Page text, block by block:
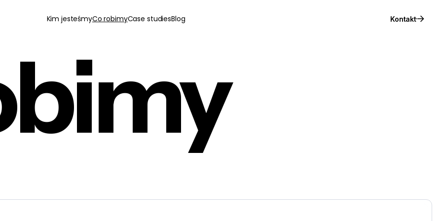
Kim jesteśmyCo robimyCase studiesBlog Kontakt